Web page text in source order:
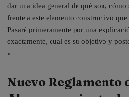
dar una idea general de qué son,
frente a este elemento constructivo que
Pasaré primeramente por una
exactamente, cual es su objetivo y
»
Nuevo Reglamento